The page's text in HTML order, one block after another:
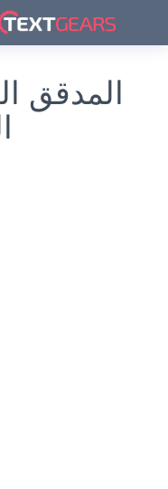
المدقق